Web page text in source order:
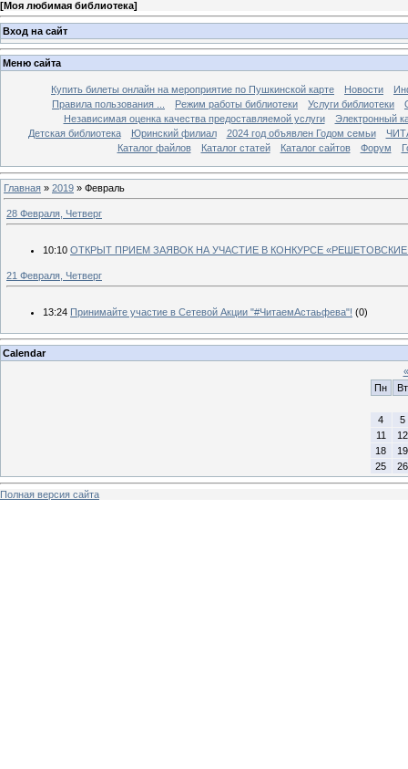
[Моя любимая библиотека]
Вход на сайт
Меню сайта
Купить билеты онлайн на мероприятие по Пушкинской карте Новости
Правила пользования ...
Режим работы библиотеки Услуги библиотеки
Независимая оценка качества предоставляемой услуги
Электронный
Детская библиотека
Юринский филиал 2024 год объявлен Годом семьи
Каталог файлов
Каталог статей Каталог сайтов Форум
Главная » 2019 » Февраль
28 Февраля, Четверг
10:10 ОТКРЫТ ПРИЕМ ЗАЯВОК НА УЧАСТИЕ В КОНКУРСЕ «РЕШЕТОВСКИЕ
21 Февраля, Четверг
13:24 Принимайте участие в Сетевой Акции "#ЧитаемАстаьфева"! (0)
Calendar
«
Пн
Вт
4
5
11
12
18
19
25
26
Полная версия сайта